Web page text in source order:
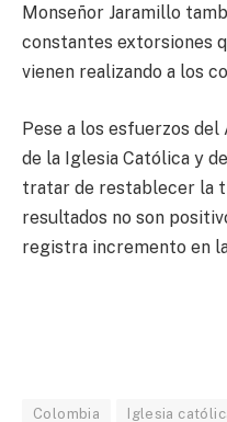
Monseñor Jaramillo
constantes extorsiones
vienen realizando a los
Pese a los esfuerzos del
de la Iglesia Católica y
tratar de restablecer la
resultados no son
registra incremento en
Colombia Iglesia